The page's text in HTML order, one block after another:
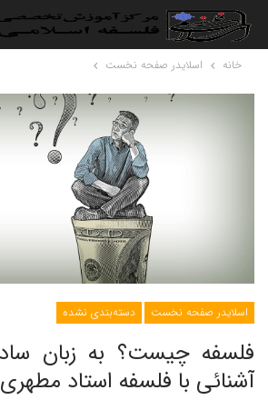
خانه اسلایدر صفحه نخست
اسلایدر صفحه نخست دسته‌بندی نشده
آشنائی با فلسفه استاد مطهری